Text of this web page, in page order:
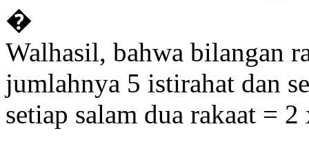
�
Walhasil, bahwa bilangan
jumlahnya 5 istirahat dan
setiap salam dua rakaat =